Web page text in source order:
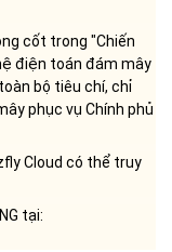
cốt trong "Chiến
điện toán đám mây
bộ tiêu chí, chỉ
phục vụ Chính phủ
Cloud có thể truy
tại: